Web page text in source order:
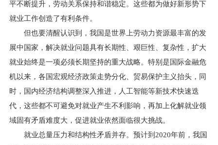
平不断提升，劳动关系保持和谐稳定。这些都为做好新形势下
就业工作创造了有利条件。
但也要清醒认识到，我国是世界上劳动力资源最丰富的发
展中国家，解决就业问题具有长期性、艰巨性、复杂性，扩大
就业始终是一项必须长期坚持的重大战略。特别是国际金融危
机以来，各国宏观经济政策走势分化、贸易保护主义抬头，同
时，国内经济结构调整深入推进，人工智能等新技术快速迭
代，这些都不可避免对就业产生不利影响，再加上化解就业领
域固有矛盾难度大，促进就业依然面临很大挑战。
就业总量压力和结构性矛盾并存。预计到2020年前，我国